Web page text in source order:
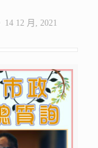
14 12 月, 2021